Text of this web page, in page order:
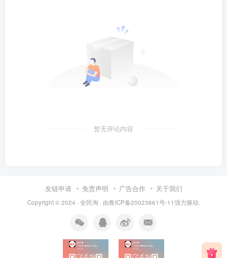
暂无评论内容
友链申请 免责声明 广告合作 关于我们
Copyright © 2024 · 全民淘 · 由鲁ICP备20023661号-11强力驱动.